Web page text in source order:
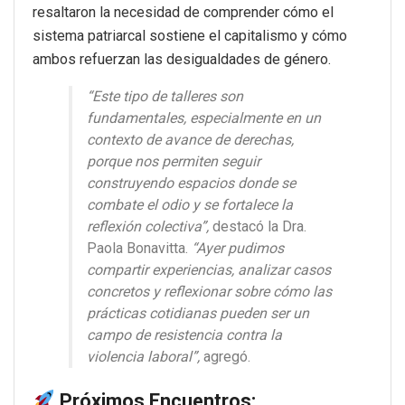
resaltaron la necesidad de comprender cómo el
sistema patriarcal sostiene el capitalismo y cómo
ambos refuerzan las desigualdades de género.
“Este tipo de talleres son
fundamentales, especialmente en un
contexto de avance de derechas,
porque nos permiten seguir
construyendo espacios donde se
combate el odio y se fortalece la
reflexión colectiva”, destacó la Dra.
Paola Bonavitta. “Ayer pudimos
compartir experiencias, analizar casos
concretos y reflexionar sobre cómo las
prácticas cotidianas pueden ser un
campo de resistencia contra la
violencia laboral”, agregó.